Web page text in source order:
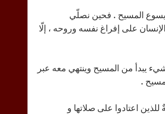
يسوع المسيح . فحين نصلّي
على إفراغ نفسه وروحه ، إلّا
يبدأ من المسيح وينتهي معه عبر
.
اعتادوا على صلاتها و